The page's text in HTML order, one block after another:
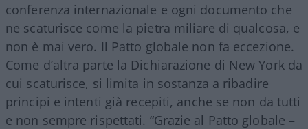
conferenza internazionale e ogni documento che
ne scaturisce come la pietra miliare di qualcosa, e
non è mai vero. Il Patto globale non fa eccezione.
Come d’altra parte la Dichiarazione di New York da
cui scaturisce, si limita in sostanza a ribadire
principi e intenti già recepiti, anche se non da tutti
e non sempre rispettati. “Grazie al Patto globale –